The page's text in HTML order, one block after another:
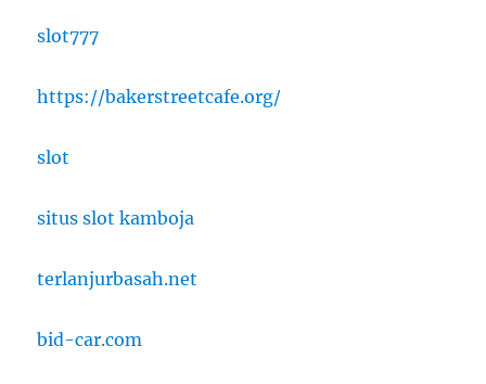
slot777
https://bakerstreetcafe.org/
slot
situs slot kamboja
terlanjurbasah.net
bid-car.com